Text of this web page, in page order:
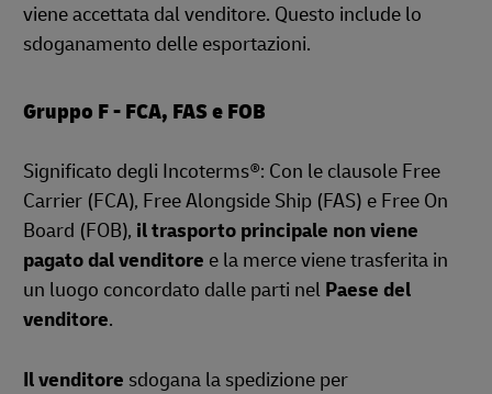
viene accettata dal venditore. Questo include lo
sdoganamento delle esportazioni.
Gruppo F - FCA, FAS e FOB
Significato degli Incoterms®: Con le clausole Free
Carrier (FCA), Free Alongside Ship (FAS) e Free On
Board (FOB), il trasporto principale non viene
pagato dal venditore e la merce viene trasferita in
un luogo concordato dalle parti nel Paese del
venditore.
Il venditore sdogana la spedizione per